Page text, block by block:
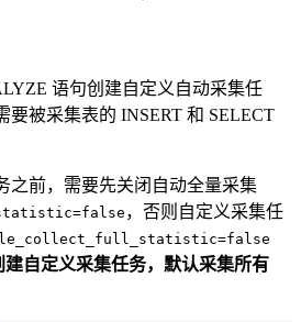
语句创建自定义自动采集任
要被采集表的 INSERT 和 SELECT
之前，需要先关闭自动全量采集
，否则自定义采集任
建自定义采集任务，默认采集所有